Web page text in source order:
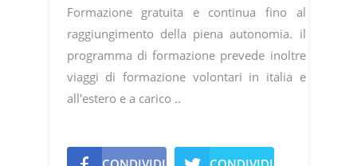
Formazione gratuita e continua fino al
raggiungimento della piena autonomia. il
programma di formazione prevede inoltre
viaggi di formazione volontari in italia e
all'estero e a carico ..